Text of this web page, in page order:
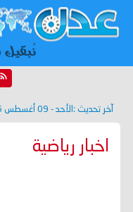
آخر تحديث : الأحد - 09 أغسطس 2026 - 02:00 ص
اخبار رياضية